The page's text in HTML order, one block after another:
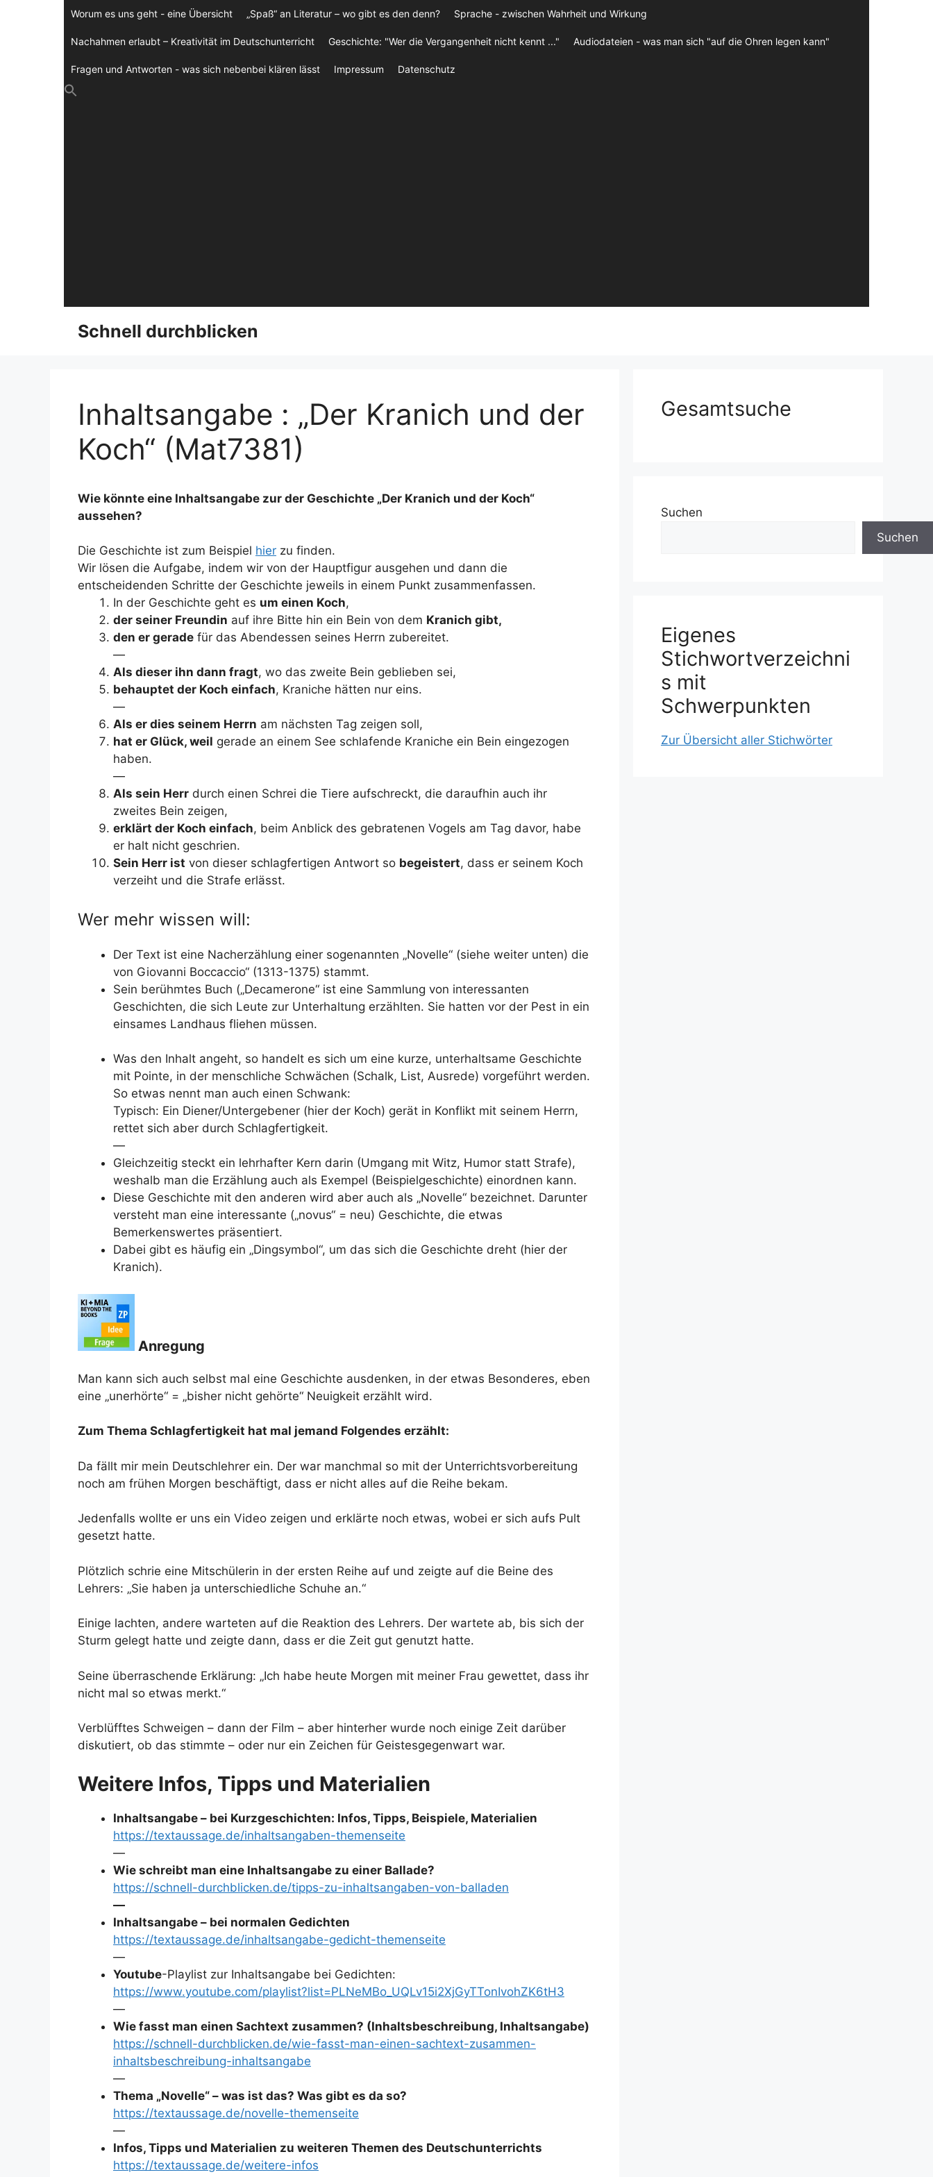
Worum es uns geht - eine Übersicht „Spaß“ an Literatur – wo gibt es den denn? Sprache - zwischen Wahrheit und Wirkung
Nachahmen erlaubt – Kreativität im Deutschunterricht Geschichte: "Wer die Vergangenheit nicht kennt ..." Audiodateien - was man sich "auf die Ohren legen kann"
Fragen und Antworten - was sich nebenbei klären lässt Impressum Datenschutz
Schnell durchblicken
Inhaltsangabe : „Der Kranich und der
Koch“ (Mat7381)
Wie könnte eine Inhaltsangabe zur der Geschichte „Der Kranich und der Koch“
aussehen?
Die Geschichte ist zum Beispiel hier zu finden.
Wir lösen die Aufgabe, indem wir von der Hauptfigur ausgehen und dann die
entscheidenden Schritte der Geschichte jeweils in einem Punkt zusammenfassen.
In der Geschichte geht es um einen Koch,
der seiner Freundin auf ihre Bitte hin ein Bein von dem Kranich gibt,
den er gerade für das Abendessen seines Herrn zubereitet.
—
Als dieser ihn dann fragt, wo das zweite Bein geblieben sei,
behauptet der Koch einfach, Kraniche hätten nur eins.
—
Als er dies seinem Herrn am nächsten Tag zeigen soll,
hat er Glück, weil gerade an einem See schlafende Kraniche ein Bein eingezogen
haben.
—
Als sein Herr durch einen Schrei die Tiere aufschreckt, die daraufhin auch ihr
zweites Bein zeigen,
erklärt der Koch einfach, beim Anblick des gebratenen Vogels am Tag davor, habe
er halt nicht geschrien.
Sein Herr ist von dieser schlagfertigen Antwort so begeistert, dass er seinem Koch
verzeiht und die Strafe erlässt.
Wer mehr wissen will:
Der Text ist eine Nacherzählung einer sogenannten „Novelle“ (siehe weiter unten) die
von Giovanni Boccaccio“ (1313-1375) stammt.
Sein berühmtes Buch („Decamerone“ ist eine Sammlung von interessanten
Geschichten, die sich Leute zur Unterhaltung erzählten. Sie hatten vor der Pest in ein
einsames Landhaus fliehen müssen.
Was den Inhalt angeht, so handelt es sich um eine kurze, unterhaltsame Geschichte
mit Pointe, in der menschliche Schwächen (Schalk, List, Ausrede) vorgeführt werden.
So etwas nennt man auch einen Schwank:
Typisch: Ein Diener/Untergebener (hier der Koch) gerät in Konflikt mit seinem Herrn,
rettet sich aber durch Schlagfertigkeit.
—
Gleichzeitig steckt ein lehrhafter Kern darin (Umgang mit Witz, Humor statt Strafe),
weshalb man die Erzählung auch als Exempel (Beispielgeschichte) einordnen kann.
Diese Geschichte mit den anderen wird aber auch als „Novelle“ bezeichnet. Darunter
versteht man eine interessante („novus“ = neu) Geschichte, die etwas
Bemerkenswertes präsentiert.
Dabei gibt es häufig ein „Dingsymbol“, um das sich die Geschichte dreht (hier der
Kranich).
Anregung
Man kann sich auch selbst mal eine Geschichte ausdenken, in der etwas Besonderes, eben
eine „unerhörte“ = „bisher nicht gehörte“ Neuigkeit erzählt wird.
Zum Thema Schlagfertigkeit hat mal jemand Folgendes erzählt:
Da fällt mir mein Deutschlehrer ein. Der war manchmal so mit der Unterrichtsvorbereitung
noch am frühen Morgen beschäftigt, dass er nicht alles auf die Reihe bekam.
Jedenfalls wollte er uns ein Video zeigen und erklärte noch etwas, wobei er sich aufs Pult
gesetzt hatte.
Plötzlich schrie eine Mitschülerin in der ersten Reihe auf und zeigte auf die Beine des
Lehrers: „Sie haben ja unterschiedliche Schuhe an.“
Einige lachten, andere warteten auf die Reaktion des Lehrers. Der wartete ab, bis sich der
Sturm gelegt hatte und zeigte dann, dass er die Zeit gut genutzt hatte.
Seine überraschende Erklärung: „Ich habe heute Morgen mit meiner Frau gewettet, dass ihr
nicht mal so etwas merkt.“
Verblüfftes Schweigen – dann der Film – aber hinterher wurde noch einige Zeit darüber
diskutiert, ob das stimmte – oder nur ein Zeichen für Geistesgegenwart war.
Weitere Infos, Tipps und Materialien
Inhaltsangabe – bei Kurzgeschichten: Infos, Tipps, Beispiele, Materialien
https://textaussage.de/inhaltsangaben-themenseite
—
Wie schreibt man eine Inhaltsangabe zu einer Ballade?
https://schnell-durchblicken.de/tipps-zu-inhaltsangaben-von-balladen
—
Inhaltsangabe – bei normalen Gedichten
https://textaussage.de/inhaltsangabe-gedicht-themenseite
—
Youtube-Playlist zur Inhaltsangabe bei Gedichten:
https://www.youtube.com/playlist?list=PLNeMBo_UQLv15i2XjGyTTonIvohZK6tH3
—
Wie fasst man einen Sachtext zusammen? (Inhaltsbeschreibung, Inhaltsangabe)
https://schnell-durchblicken.de/wie-fasst-man-einen-sachtext-zusammen-
inhaltsbeschreibung-inhaltsangabe
—
Thema „Novelle“ – was ist das? Was gibt es da so?
https://textaussage.de/novelle-themenseite
—
Infos, Tipps und Materialien zu weiteren Themen des Deutschunterrichts
https://textaussage.de/weitere-infos
Gesamtsuche
Suchen
Suchen
Eigenes
Stichwortverzeichni
s mit
Schwerpunkten
Zur Übersicht aller Stichwörter